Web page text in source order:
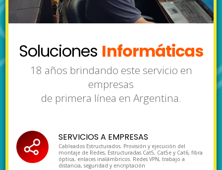
Soluciones Informáticas
18 años brindando este servicio en
empresas
de primera línea en Argentina.
SERVICIOS A EMPRESAS
Cableados Estructurados. Provisión y ejecución del
montaje de Redes, Estructuradas Cat5, Cat5e y Cat6, fibra
óptica, enlaces inalámbricos. Redes VPN, trabajo a
distancia, seguridad y encriptación